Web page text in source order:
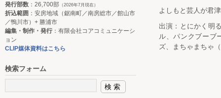
よしもと芸人が君
出演：とにかく明
ル、パンクブーブ
ズ、まちゃまちゃ
発行部数 ：26,700部 （2026年7月現在）
折込範囲 ：安房地域（鋸南町／南房総市／館山市
／鴨川市）+ 勝浦市
編集・制作・発行：有限会社コアコミュニケーシ
ョン
CLIP媒体資料はこちら
検索フォーム